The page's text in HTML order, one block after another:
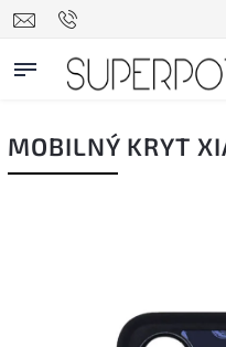
MOBILNÝ KRYT